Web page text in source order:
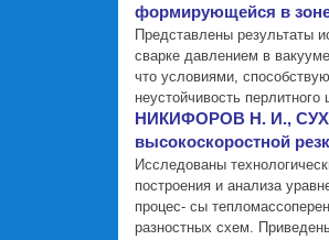
формирующейся в зоне
Представлены результаты
сварке давлением в
что условиями,
неустойчивость
НИКИФОРОВ Н. И.,
высокоскоростной
Исследованы
построения и анализа
процес- сы
разностных схем.